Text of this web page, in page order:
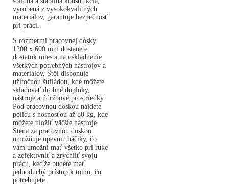
vyrobená z vysokokvalitných
materiálov, garantuje bezpečnosť
pri práci.
S rozmermi pracovnej dosky
1200 x 600 mm dostanete
dostatok miesta na uskladnenie
všetkých potrebných nástrojov a
materiálov. Stôl disponuje
užitočnou šufládou, kde môžete
skladovať drobné doplnky,
nástroje a údržbové prostriedky.
Pod pracovnou doskou nájdete
policu s nosnosťou až 80 kg, kde
môžete uložiť väčšie nástroje.
Stena za pracovnou doskou
umožňuje upevniť háčiky, čo
vám umožní mať všetko pri ruke
a zefektívniť a zrýchliť svoju
prácu, keďže budete mať
jednoduchý prístup k tomu, čo
potrebujete.